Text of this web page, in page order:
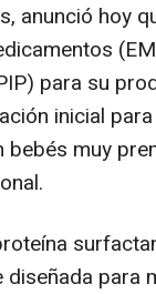
anunció hoy
para su
inicial
bebés muy
para